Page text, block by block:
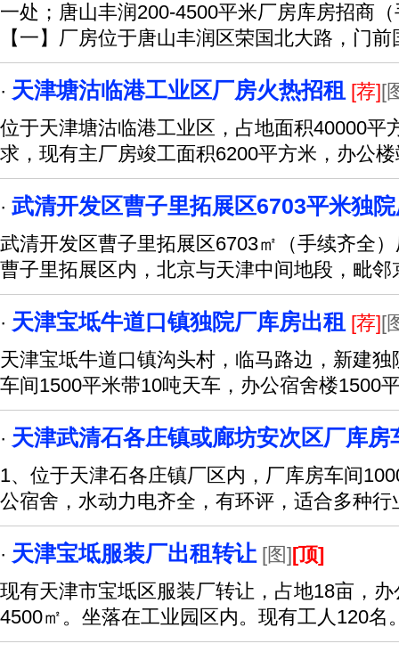
一处；唐山丰润200-4500平米厂房库房招商
【一】厂房位于唐山丰润区荣国北大路，门
· 天津塘沽临港工业区厂房火热招租 [荐][
位于天津塘沽临港工业区，占地面积40000平
求，现有主厂房竣工面积6200平方米，办公
· 武清开发区曹子里拓展区6703平米独
武清开发区曹子里拓展区6703㎡（手续齐全
曹子里拓展区内，北京与天津中间地段，毗邻
· 天津宝坻牛道口镇独院厂库房出租 [荐][
天津宝坻牛道口镇沟头村，临马路边，新建
车间1500平米带10吨天车，办公宿舍楼1500
· 天津武清石各庄镇或廊坊安次区厂库房
1、位于天津石各庄镇厂区内，厂库房车间
公宿舍，水动力电齐全，有环评，适合多种行
· 天津宝坻服装厂出租转让 [图][顶]
现有天津市宝坻区服装厂转让，占地18亩，
4500㎡。坐落在工业园区内。现有工人120名